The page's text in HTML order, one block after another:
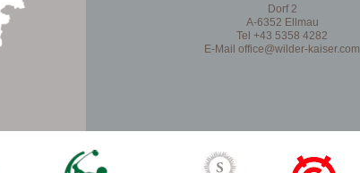
Dorf 2
A-6352 Ellmau
Tel +43 5358 4282
E-Mailoffice@wilder-kaiser.com